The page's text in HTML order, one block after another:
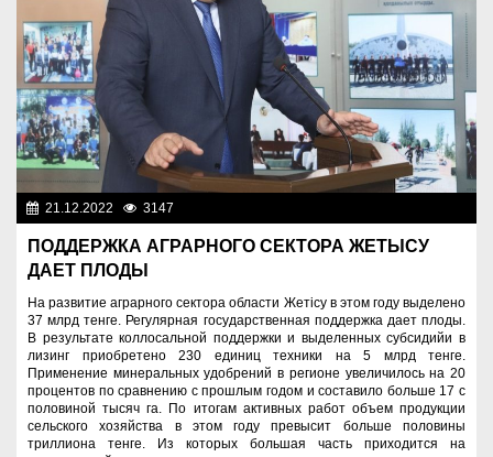
21.12.2022 3147
ПОДДЕРЖКА АГРАРНОГО СЕКТОРА ЖЕТЫСУ
ДАЕТ ПЛОДЫ
На развитие аграрного сектора области Жетісу в этом году выделено
37 млрд тенге. Регулярная государственная поддержка дает плоды.
В результате коллосальной поддержки и выделенных субсидийи в
лизинг приобретено 230 единиц техники на 5 млрд тенге.
Применение минеральных удобрений в регионе увеличилось на 20
процентов по сравнению с прошлым годом и составило больше 17 с
половиной тысяч га. По итогам активных работ объем продукции
сельского хозяйства в этом году превысит больше половины
триллиона тенге. Из которых большая часть приходится на